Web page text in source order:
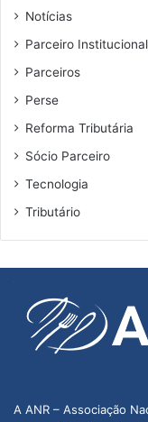
Notícias
Parceiro Institucional
Parceiros
Perse
Reforma Tributária
Sócio Parceiro
Tecnologia
Tributário
A ANR – Associação